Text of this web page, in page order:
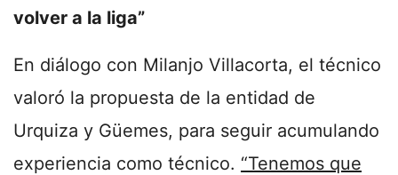
volver a la liga”
En diálogo con Milanjo Villacorta, el técnico
valoró la propuesta de la entidad de
Urquiza y Güemes, para seguir acumulando
experiencia como técnico. “Tenemos que